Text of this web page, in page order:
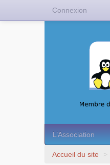
L’Association
Accueil du site >
Connexion